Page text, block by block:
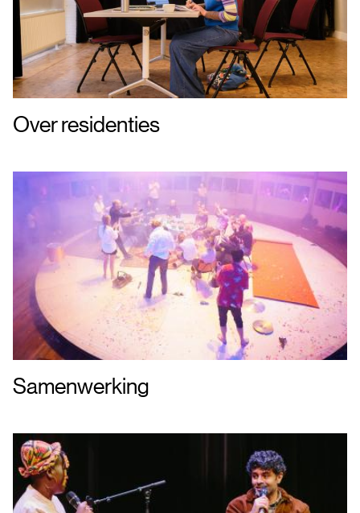
Over residenties
Samenwerking